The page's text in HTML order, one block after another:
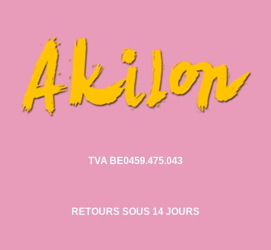
TVA BE0459.475.043
RETOURS SOUS 14 JOURS